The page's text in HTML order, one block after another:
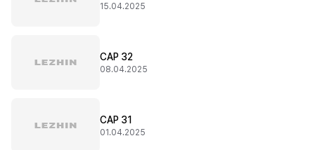
15.04.2025
CAP 32
08.04.2025
CAP 31
01.04.2025